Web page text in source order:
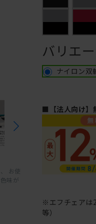
お使
味が
バリエ
ナイロン双
■【法人向け】
※エフチェアは
等）